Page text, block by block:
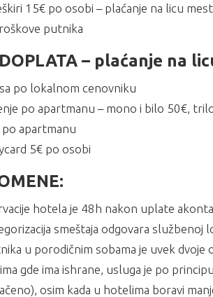
15€ po osobi – plaćanje na licu
putnika
– plaćanje na
po lokalnom cenovniku
po apartmanu – mono i bilo 50€,
apartmanu
5€ po osobi
hotela je 48h nakon uplate
smeštaja odgovara službenoj
u porodičnim sobama je uvek dvoje
gde ima ishrane, usluga je po
osim kada u hotelima boravi